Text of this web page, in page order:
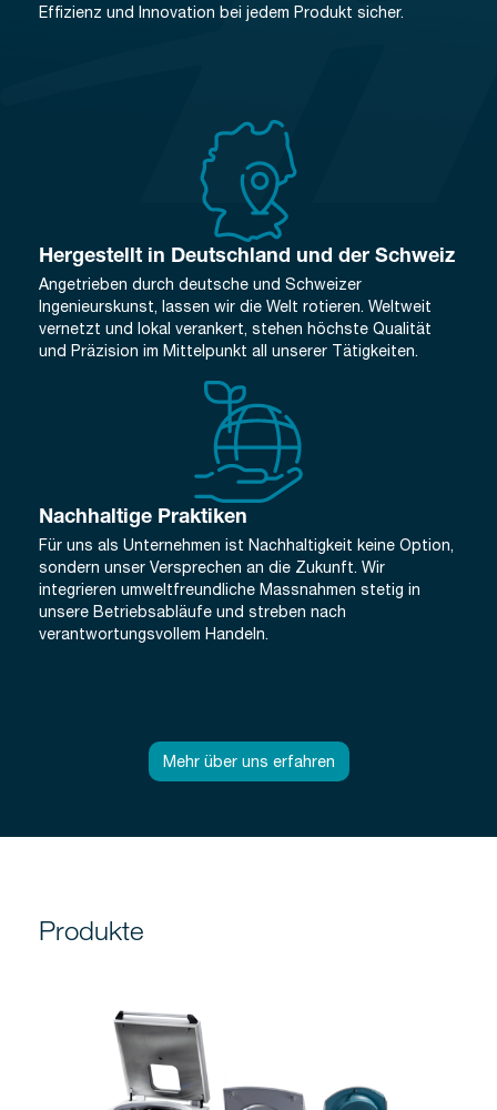
Effizienz und Innovation bei jedem Produkt sicher.
Hergestellt in Deutschland und der Schweiz
Angetrieben durch deutsche und Schweizer
Ingenieurskunst, lassen wir die Welt rotieren. Weltweit
vernetzt und lokal verankert, stehen höchste Qualität
und Präzision im Mittelpunkt all unserer Tätigkeiten.
Nachhaltige Praktiken
Für uns als Unternehmen ist Nachhaltigkeit keine Option,
sondern unser Versprechen an die Zukunft. Wir
integrieren umweltfreundliche Massnahmen stetig in
unsere Betriebsabläufe und streben nach
verantwortungsvollem Handeln.
Mehr über uns erfahren
Produkte